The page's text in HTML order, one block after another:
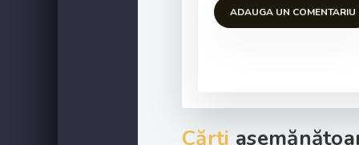
ADAUGA UN COMENTARIU
Cărți